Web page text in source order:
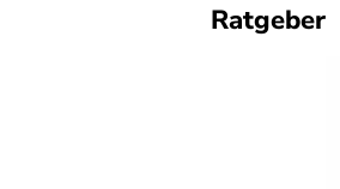
Ratgeber